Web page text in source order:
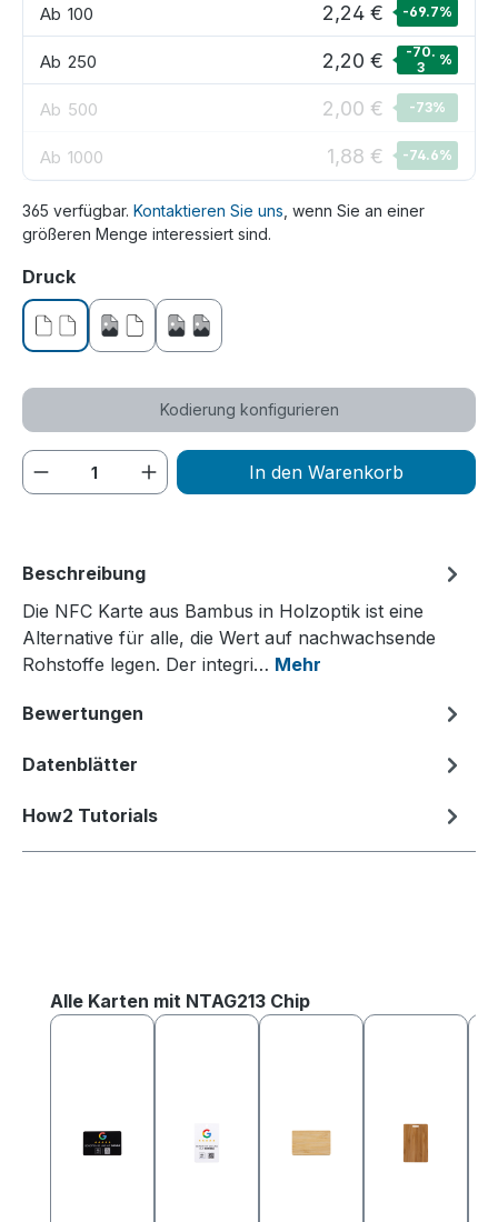
Ab 100 2,24 € -69.7%
Ab 250 2,20 €
-70.
3
%
Ab 500 2,00 € -73%
Ab 1000 1,88 € -74.6%
365 verfügbar. Kontaktieren Sie uns , wenn Sie an einer
größeren Menge interessiert sind.
Druckauswählen
ohne Druckeinseitig bedrucktbeidseitig bedruckt
Kodierung konfigurieren
Produkt Anzahl: Gib den gewünschten
In den Warenkorb
Beschreibung
Die NFC Karte aus Bambus in Holzoptik ist eine
Alternative für alle, die Wert auf nachwachsende
Rohstoffe legen. Der integri… Mehr
Bewertungen
Datenblätter
How2 Tutorials
Produktgalerie überspringen
Alle Karten mit NTAG213 Chip